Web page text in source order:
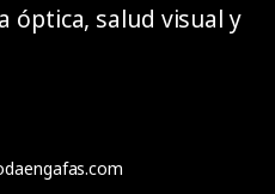
óptica, salud visual y